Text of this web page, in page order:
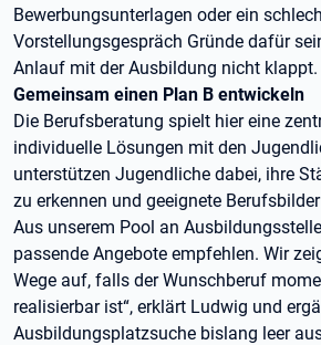
Bewerbungsunterlagen oder ein
Vorstellungsgespräch Gründe dafür
Anlauf mit der Ausbildung nicht klappt.
Gemeinsam einen Plan B entwickeln
Die Berufsberatung spielt hier eine
individuelle Lösungen mit den
unterstützen Jugendliche dabei, ihre
zu erkennen und geeignete
Aus unserem Pool an
passende Angebote empfehlen. Wir
Wege auf, falls der Wunschberuf
realisierbar ist“, erklärt Ludwig und
Ausbildungsplatzsuche bislang leer